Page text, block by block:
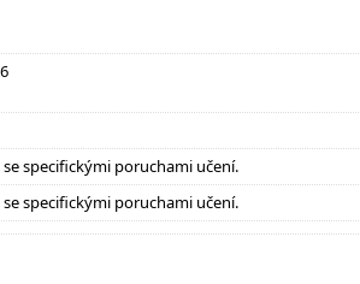
specifickými poruchami učení.
specifickými poruchami učení.